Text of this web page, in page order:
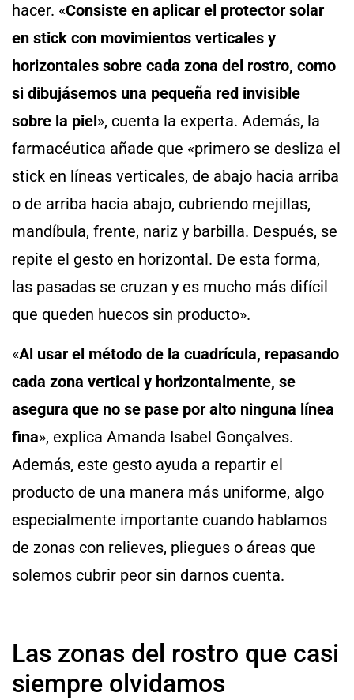
hacer. «Consiste en aplicar el protector solar
en stick con movimientos verticales y
horizontales sobre cada zona del rostro, como
si dibujásemos una pequeña red invisible
sobre la piel», cuenta la experta. Además, la
farmacéutica añade que «primero se desliza el
stick en líneas verticales, de abajo hacia arriba
o de arriba hacia abajo, cubriendo mejillas,
mandíbula, frente, nariz y barbilla. Después, se
repite el gesto en horizontal. De esta forma,
las pasadas se cruzan y es mucho más difícil
que queden huecos sin producto».
«Al usar el método de la cuadrícula, repasando
cada zona vertical y horizontalmente, se
asegura que no se pase por alto ninguna línea
fina», explica Amanda Isabel Gonçalves.
Además, este gesto ayuda a repartir el
producto de una manera más uniforme, algo
especialmente importante cuando hablamos
de zonas con relieves, pliegues o áreas que
solemos cubrir peor sin darnos cuenta.
Las zonas del rostro que casi
siempre olvidamos